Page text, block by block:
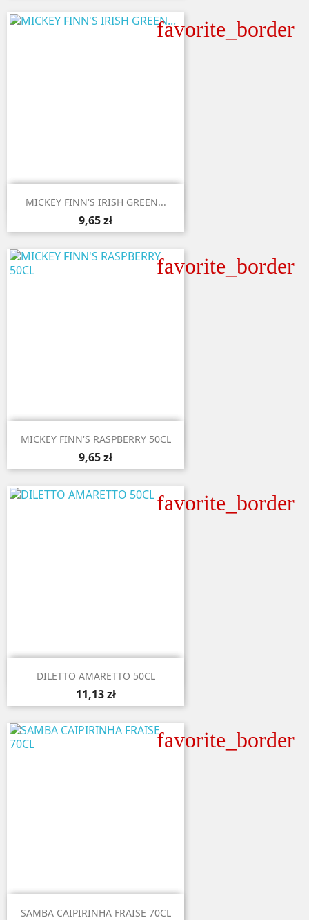
favorite_border
 Aperçu rapide
MICKEY FINN'S IRISH GREEN...
9,65 zł
favorite_border
 Aperçu rapide
MICKEY FINN'S RASPBERRY 50CL
9,65 zł
favorite_border
 Aperçu rapide
DILETTO AMARETTO 50CL
11,13 zł
favorite_border
 Aperçu rapide
SAMBA CAIPIRINHA FRAISE 70CL